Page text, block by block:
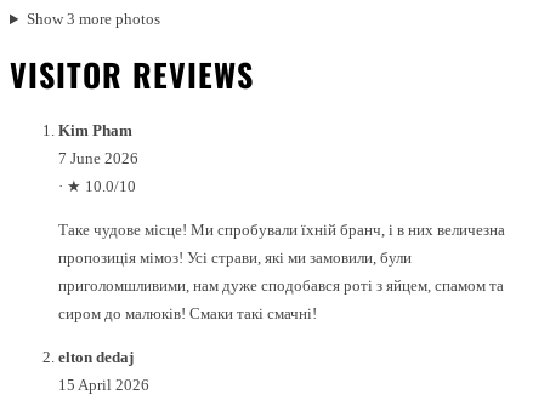
Show 3 more photos
VISITOR REVIEWS
Kim Pham
7 June 2026
· ★ 10.0/10
Таке чудове місце! Ми спробували їхній бранч, і в них величезна
пропозиція мімоз! Усі страви, які ми замовили, були
приголомшливими, нам дуже сподобався роті з яйцем, спамом та
сиром до малюків! Смаки такі смачні!
elton dedaj
15 April 2026